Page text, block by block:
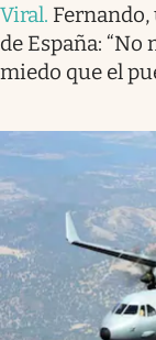
Viral.
de España:
miedo que el